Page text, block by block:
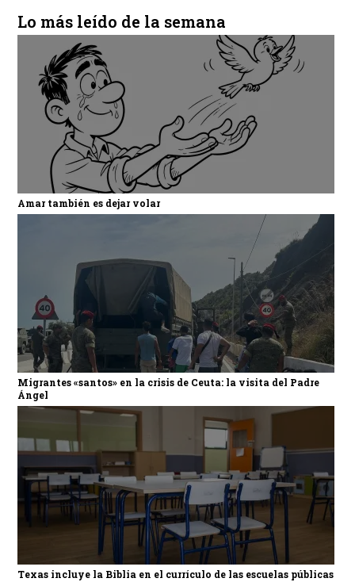
Lo más leído de la semana
Amar también es dejar volar
Migrantes «santos» en la crisis de Ceuta: la visita del Padre
Ángel
Texas incluye la Biblia en el currículo de las escuelas públicas